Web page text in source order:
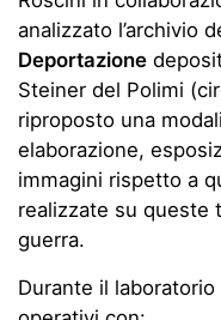
analizzato l’archivio
Deportazione
Steiner del Polimi
riproposto una
elaborazione,
immagini rispetto a
realizzate su queste
guerra.
Durante il